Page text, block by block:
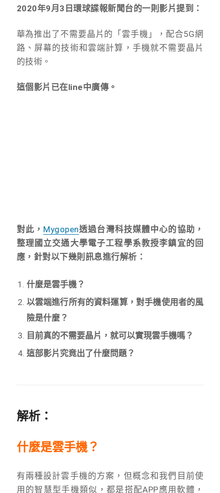
2020年9月3日環球諜報新聞台的一則影片提到：
華為推出了不需要晶片的「雲手機」，配合5G網
路、屏幕的技術和雲端計算，手機就不需要晶片
的技術。
這個影片已在line中廣傳。
對此， Mygopen透過台灣科技媒體中心的協助，
整理國立交通大學電子工程學系教授李鎮宜的回
應，針對以下幾則訊息進行解析：
什麼是雲手機？
以雲端進行所有的資料運算，對手機使用者的風
險是什麼？
目前真的不需要晶片，就可以實現雲手機嗎？
這部影片究竟出了什麼問題？
解析：
什麼是雲手機？
有兩種設計雲手機的方案，但概念和我們目前使
用的智慧型手機類似，都是搭配APP應用軟體，